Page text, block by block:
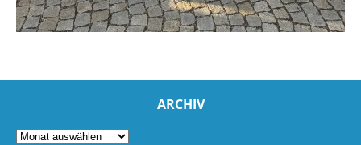
ARCHIV